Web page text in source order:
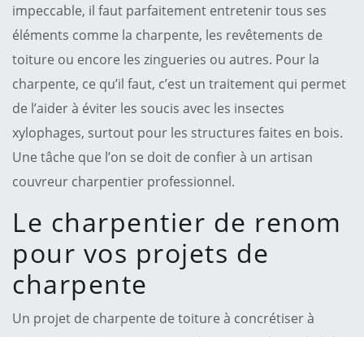
impeccable, il faut parfaitement entretenir tous ses
éléments comme la charpente, les revêtements de
toiture ou encore les zingueries ou autres. Pour la
charpente, ce qu’il faut, c’est un traitement qui permet
de l’aider à éviter les soucis avec les insectes
xylophages, surtout pour les structures faites en bois.
Une tâche que l’on se doit de confier à un artisan
couvreur charpentier professionnel.
Le charpentier de renom
pour vos projets de
charpente
Un projet de charpente de toiture à concrétiser à